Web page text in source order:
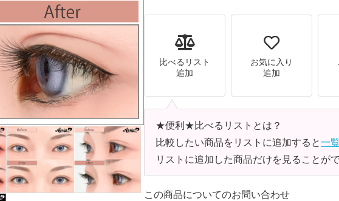
比べるリスト
追加
お気に入り
追加
★便利★比べるリストとは？
比較したい商品をリストに追加すると一
リストに追加した商品だけを見ることが
この商品についてのお問い合わせ